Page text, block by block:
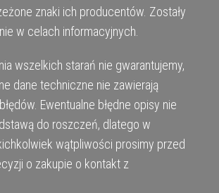
znaki ich producentów. Zostały
w celach informacyjnych.
wszelkich starań nie gwarantujemy,
dane techniczne nie zawierają
Ewentualne błędne opisy nie
do roszczeń, dlatego w
wątpliwości prosimy przed
o zakupie o kontakt z